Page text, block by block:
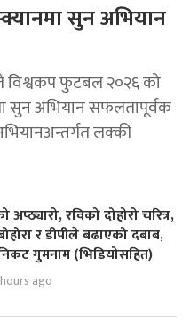
सुन अभियान
विश्वकप फुटबल २०२६ को
सुन अभियान सफलतापूर्वक
लक्की
अप्ठ्यारो, रविको दोहोरो चरित्र,
र डीपीले बढाएको दबाब,
गुमनाम (भिडियोसहित)
ago